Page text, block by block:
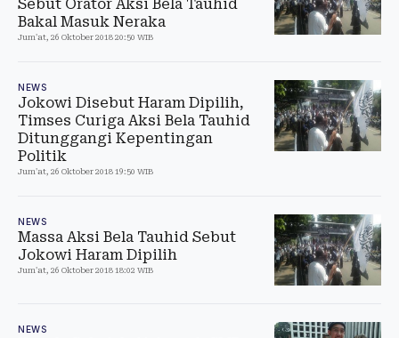
Sebut Orator Aksi Bela Tauhid
Bakal Masuk Neraka
Jum'at, 26 Oktober 2018 20:50 WIB
NEWS
Jokowi Disebut Haram Dipilih,
Timses Curiga Aksi Bela Tauhid
Ditunggangi Kepentingan
Politik
Jum'at, 26 Oktober 2018 19:50 WIB
NEWS
Massa Aksi Bela Tauhid Sebut
Jokowi Haram Dipilih
Jum'at, 26 Oktober 2018 18:02 WIB
NEWS